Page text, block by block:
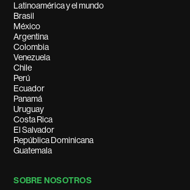
Latinoamérica y el mundo
Brasil
México
Argentina
Colombia
Venezuela
Chile
Perú
Ecuador
Panamá
Uruguay
Costa Rica
El Salvador
República Dominicana
Guatemala
SOBRE NOSOTROS